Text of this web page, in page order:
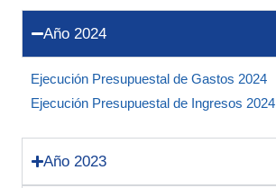
Año 2024
Ejecución Presupuestal de Gastos 2024
Ejecución Presupuestal de Ingresos 2024
Año 2023